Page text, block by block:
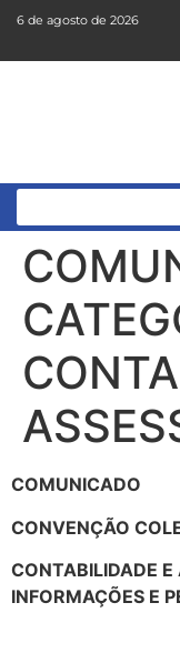
6 de agosto de 2026
COMUNICADO
CONVENÇÃO
CONTABILIDADE E
INFORMAÇÕES E